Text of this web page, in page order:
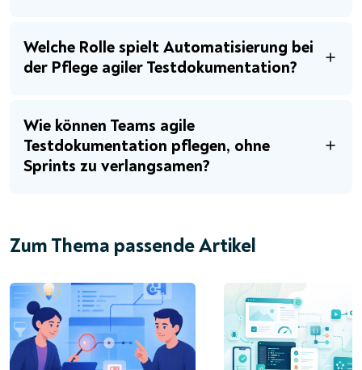
Welche Rolle spielt Automatisierung bei
der Pflege agiler Testdokumentation?
Wie können Teams agile
Testdokumentation pflegen, ohne
Sprints zu verlangsamen?
Zum Thema passende Artikel